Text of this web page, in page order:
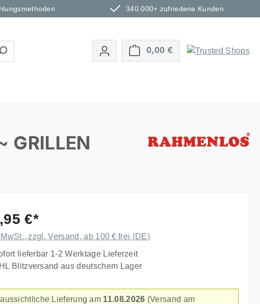
340.000+ zufriedene Kunden
0,00 €Warenkorb enthält 0
€*
zzgl. Versand, ab 100 € frei (DE)
lieferbar 1-2 Werktage Lieferzeit
Blitzversand aus deutschem Lager
Lieferung am 11.08.2026 (Versand am